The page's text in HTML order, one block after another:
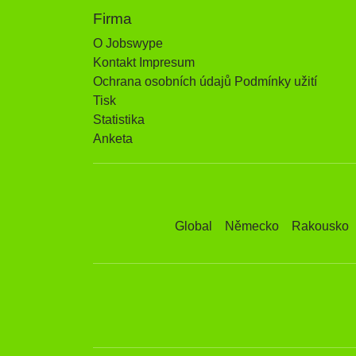
Firma
O Jobswype
Kontakt Impresum
Ochrana osobních údajů Podmínky užití
Tisk
Statistika
Anketa
Global Německo Rakousko